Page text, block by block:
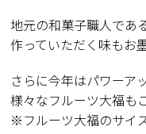
地元の和菓子職人であ
作っていただく味もお
さらに今年はパワーア
様々なフルーツ大福も
※フルーツ大福のサイ